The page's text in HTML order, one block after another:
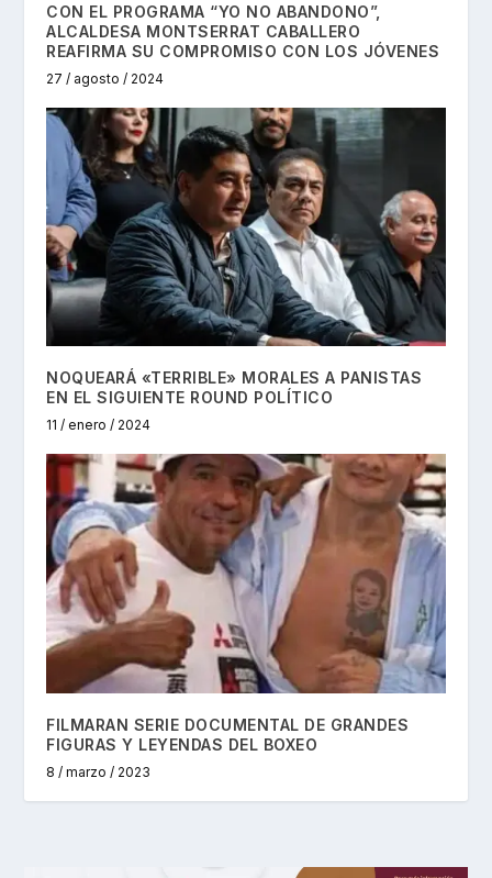
CON EL PROGRAMA “YO NO ABANDONO”,
ALCALDESA MONTSERRAT CABALLERO
REAFIRMA SU COMPROMISO CON LOS JÓVENES
27 / agosto / 2024
NOQUEARÁ «TERRIBLE» MORALES A PANISTAS
EN EL SIGUIENTE ROUND POLÍTICO
11 / enero / 2024
FILMARAN SERIE DOCUMENTAL DE GRANDES
FIGURAS Y LEYENDAS DEL BOXEO
8 / marzo / 2023